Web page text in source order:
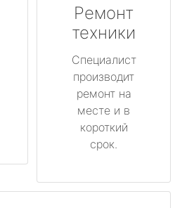
Ремонт
техники
Специалист
производит
ремонт на
месте и в
короткий
срок.